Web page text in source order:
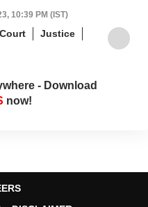
10:39 PM (IST)
Justice
- Download
now!